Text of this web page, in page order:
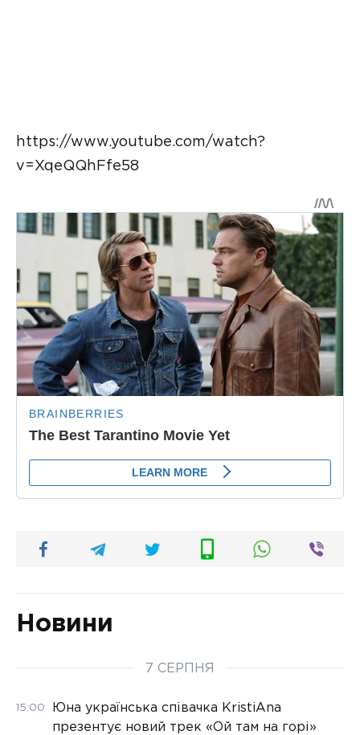
https://www.youtube.com/watch?
v=XqeQQhFfe58
Новини
7 СЕРПНЯ
15:00
Юна українська співачка KristiAna
презентує новий трек «Ой там на горі»